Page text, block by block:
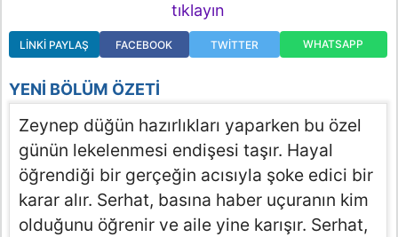
tıklayın
LINKI PAYLAŞ FACEBOOK TWITTER WHATSAPP
YENI BÖLÜM ÖZETI
Zeynep düğün hazırlıkları yaparken bu özel
günün lekelenmesi endişesi taşır. Hayal
öğrendiği bir gerçeğin acısıyla şoke edici bir
karar alır. Serhat, basına haber uçuranın kim
olduğunu öğrenir ve aile yine karışır. Serhat,